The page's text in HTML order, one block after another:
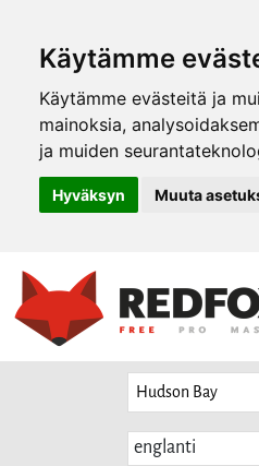
Käytämme
Käytämme evästeitä ja
mainoksia,
ja muiden
Hyväksyn Muuta
englanti